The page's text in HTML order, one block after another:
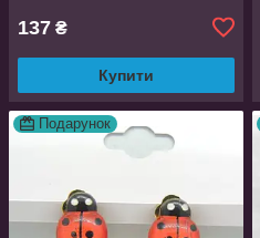
137 ₴
Купити
Подарунок